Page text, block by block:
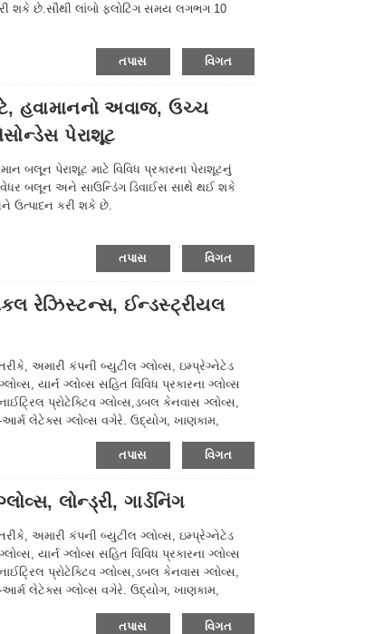
શકે છે.સૌથી લાંબો ફ્લોટિંગ સમય લગભગ 10
તપાસ વિગત
હવામાનનો અવાજ, ઉચ્ચ
પેરાશૂટ
બલૂન પેરાશૂટ માટે વિવિધ પ્રકારના પેરાશૂટનું
વેધર બલૂન અને સાઉન્ડિંગ ડિવાઈસ સાથે થઈ શકે
ઉત્પાદન કરી શકે છે.
તપાસ વિગત
રેઝિસ્ટન્સ, ઈન્ડસ્ટ્રીયલ
અમારી કંપની બ્યુટીલ ગ્લોવ્સ, ઇમ્પ્રેગ્નેટેડ
યાર્ન ગ્લોવ્સ સહિત વિવિધ પ્રકારના ગ્લોવ્સ
પ્રોટેક્ટિવ ગ્લોવ્સ,ડબલ કેનવાસ ગ્લોવ્સ,
આર્મ લેટેક્સ ગ્લોવ્સ વગેરે. ઉદ્યોગ, ખાણકામ,
તપાસ વિગત
લોન્ડ્રી, ગાર્ડનિંગ
અમારી કંપની બ્યુટીલ ગ્લોવ્સ, ઇમ્પ્રેગ્નેટેડ
યાર્ન ગ્લોવ્સ સહિત વિવિધ પ્રકારના ગ્લોવ્સ
પ્રોટેક્ટિવ ગ્લોવ્સ,ડબલ કેનવાસ ગ્લોવ્સ,
આર્મ લેટેક્સ ગ્લોવ્સ વગેરે. ઉદ્યોગ, ખાણકામ,
તપાસ વિગત